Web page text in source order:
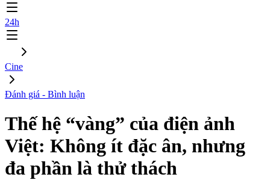
24h
Cine
Đánh giá - Bình luận
Thế hệ “vàng” của điện ảnh
Việt: Không ít đặc ân, nhưng
đa phần là thử thách